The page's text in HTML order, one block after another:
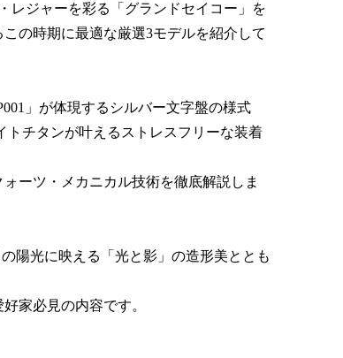
レジャーを彩る「グランドセイコー」を
の時期に最適な厳選3モデルを紹介して
」が体現するシルバー文字盤の様式
トチタンが叶えるストレスフリーな装着
ーツ・メカニカル技術を徹底解説しま
陽光に映える「光と影」の造形美ととも
家必見の内容です。